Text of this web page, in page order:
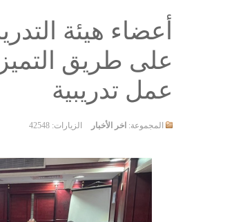
أعضاء هيئة
على طريق
عمل تدريبية
المجموعة: اخر الأخبار الزيارات: 42548